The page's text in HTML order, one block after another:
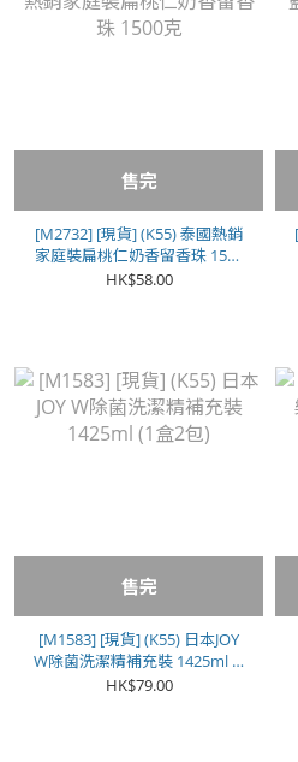
售完
[M2732] [現貨] (K55) 泰國熱銷
家庭裝扁桃仁奶香留香珠 1500
克
HK$58.00
售完
[M1583] [現貨] (K55) 日本JOY
W除菌洗潔精補充裝 1425ml (1
盒2包)
HK$79.00